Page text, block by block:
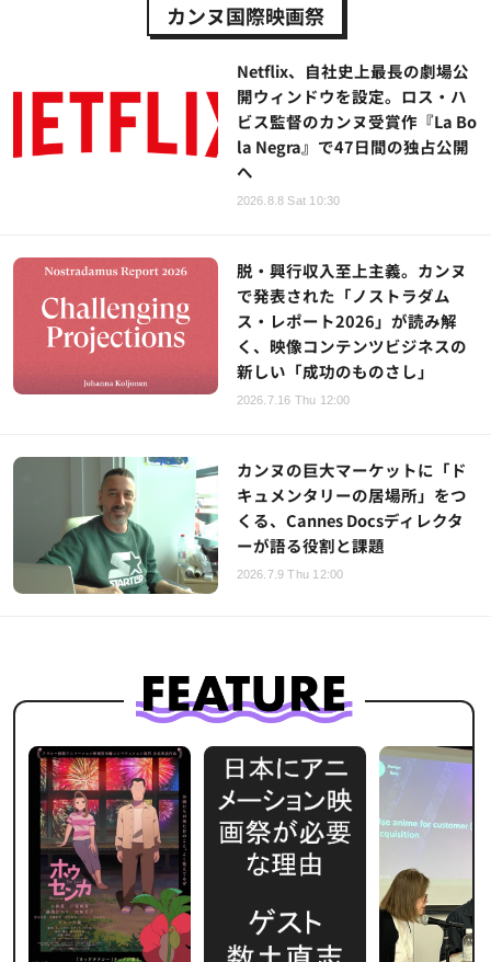
カンヌ国際映画祭
Netflix、自社史上最長の劇場公
開ウィンドウを設定。ロス・ハ
ビス監督のカンヌ受賞作『La Bo
la Negra』で47日間の独占公開
へ
2026.8.8 Sat 10:30
脱・興行収入至上主義。カンヌ
で発表された「ノストラダム
ス・レポート2026」が読み解
く、映像コンテンツビジネスの
新しい「成功のものさし」
2026.7.16 Thu 12:00
カンヌの巨大マーケットに「ド
キュメンタリーの居場所」をつ
くる、Cannes Docsディレクタ
ーが語る役割と課題
2026.7.9 Thu 12:00